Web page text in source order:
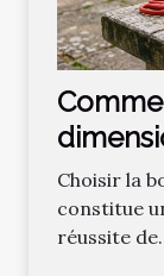
projet ?
Choisir la
constitue
réussite